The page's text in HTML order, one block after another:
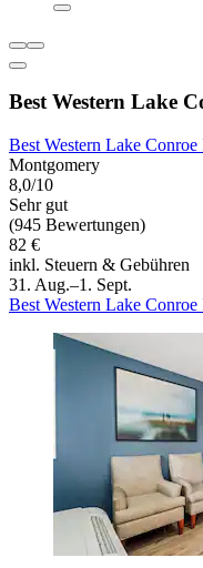
Best Western Lake
Best Western Lake Conroe
Montgomery
8,0/10
Sehr gut
(945 Bewertungen)
82 €
inkl. Steuern & Gebühren
31. Aug.–1. Sept.
Best Western Lake Conroe